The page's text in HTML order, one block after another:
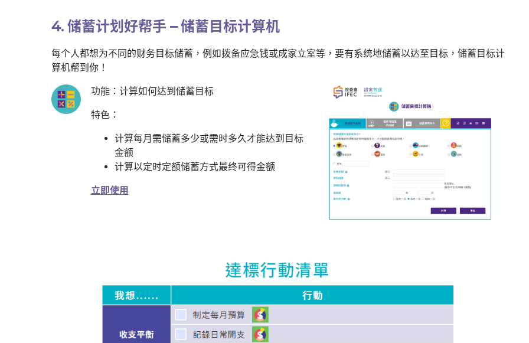
4. 储蓄计划好帮手 – 储蓄目标计算机
每个人都想为不同的财务目标储蓄，例如拨备应急钱或成家立室等，要有系统地储蓄以达至目标，储蓄目标计
算机帮到你！
功能：计算如何达到储蓄目标
特色：
计算每月需储蓄多少或需时多久才能达到目标
金额
计算以定时定额储蓄方式最终可得金额
立即使用